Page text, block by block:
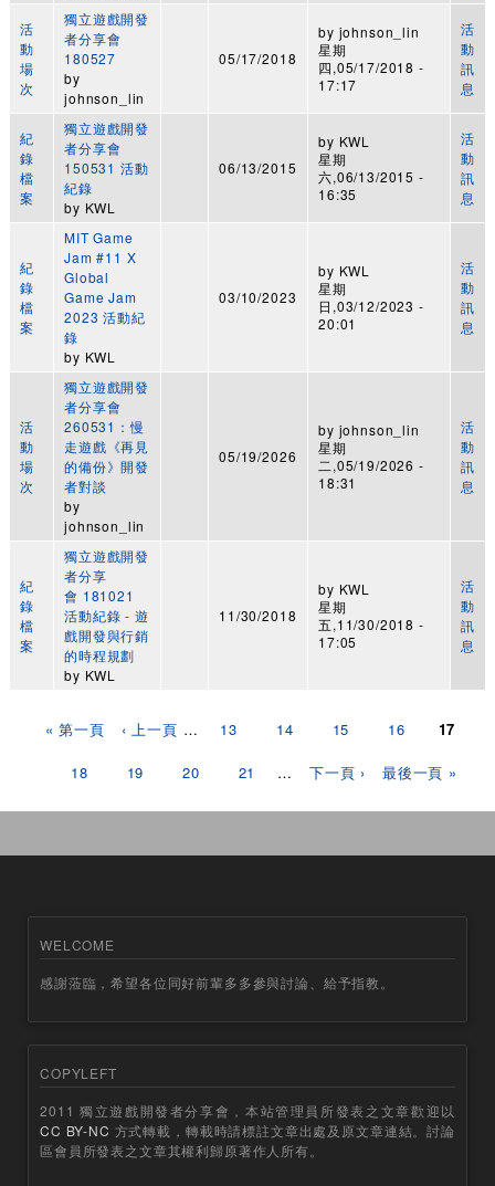
活
動
場
次
獨立遊戲開發
者分享會
180527
by
johnson_lin
05/17/2018
by johnson_lin
星期
四,05/17/2018 -
17:17
活
動
訊
息
紀
錄
檔
案
獨立遊戲開發
者分享會
150531 活動
紀錄
by KWL
06/13/2015
by KWL
星期
六,06/13/2015 -
16:35
活
動
訊
息
紀
錄
檔
案
MIT Game
Jam #11 X
Global
Game Jam
2023 活動紀
錄
by KWL
03/10/2023
by KWL
星期
日,03/12/2023 -
20:01
活
動
訊
息
活
動
場
次
獨立遊戲開發
者分享會
260531：慢
走遊戲《再見
的備份》開發
者對談
by
johnson_lin
05/19/2026
by johnson_lin
星期
二,05/19/2026 -
18:31
活
動
訊
息
紀
錄
檔
案
獨立遊戲開發
者分享
會 181021
活動紀錄 - 遊
戲開發與行銷
的時程規劃
by KWL
11/30/2018
by KWL
星期
五,11/30/2018 -
17:05
活
動
訊
息
« 第一頁 ‹ 上一頁 … 13 14 15 16 17
18 19 20 21 … 下一頁 › 最後一頁 »
WELCOME
感謝蒞臨，希望各位同好前輩多多參與討論、給予指教。
COPYLEFT
2011 獨立遊戲開發者分享會，本站管理員所發表之文章歡迎以
CC BY-NC 方式轉載，轉載時請標註文章出處及原文章連結。討論
區會員所發表之文章其權利歸原著作人所有。